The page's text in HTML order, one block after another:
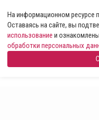
На информационном ресурсе
Оставаясь на сайте, вы
использование и
обработки персональных